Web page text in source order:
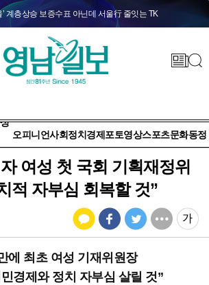
’ 계층상승 보증수표 아닌데 서울行 줄잇는 TK
오피니언사회정치 경제 포토영상스포츠문화동정
여성 첫 국회 기획재정위
적 자부심 회복할 것”
에 최초 여성 기재위원장
경제와 정치 자부심 살릴 것”